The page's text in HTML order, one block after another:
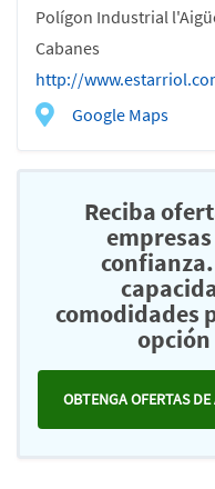
Polígon Industrial
Cabanes
http://
Google Maps
Reciba
comodidades
OBTENGA OFERTAS